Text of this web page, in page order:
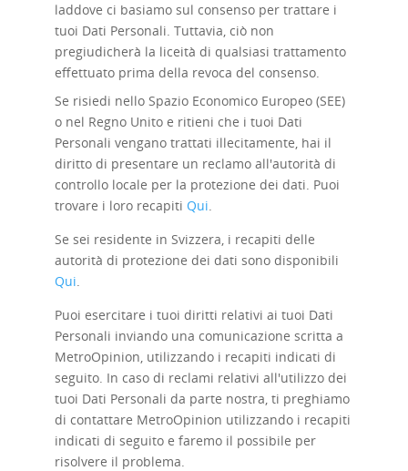
laddove ci basiamo sul consenso per trattare i
tuoi Dati Personali. Tuttavia, ciò non
pregiudicherà la liceità di qualsiasi trattamento
effettuato prima della revoca del consenso.
Se risiedi nello Spazio Economico Europeo (SEE)
o nel Regno Unito e ritieni che i tuoi Dati
Personali vengano trattati illecitamente, hai il
diritto di presentare un reclamo all'autorità di
controllo locale per la protezione dei dati. Puoi
trovare i loro recapiti Qui.
Se sei residente in Svizzera, i recapiti delle
autorità di protezione dei dati sono disponibili
Qui.
Puoi esercitare i tuoi diritti relativi ai tuoi Dati
Personali inviando una comunicazione scritta a
MetroOpinion, utilizzando i recapiti indicati di
seguito. In caso di reclami relativi all'utilizzo dei
tuoi Dati Personali da parte nostra, ti preghiamo
di contattare MetroOpinion utilizzando i recapiti
indicati di seguito e faremo il possibile per
risolvere il problema.